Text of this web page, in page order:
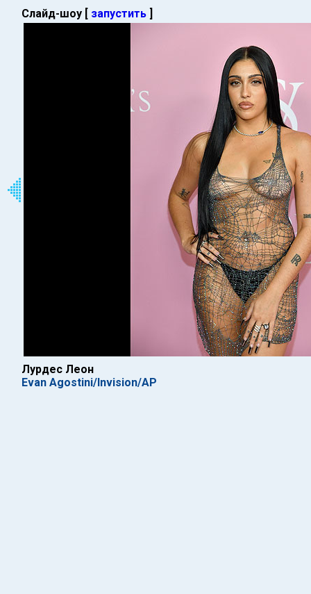
Слайд-шоу [ запустить ]
Лурдес Леон
Evan Agostini/Invision/AP